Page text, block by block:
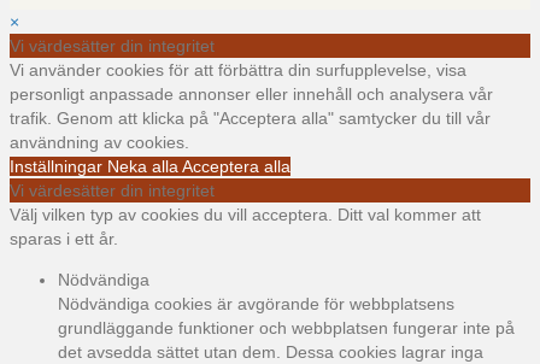
×
Vi värdesätter din integritet
Vi använder cookies för att förbättra din surfupplevelse, visa
personligt anpassade annonser eller innehåll och analysera vår
trafik. Genom att klicka på "Acceptera alla" samtycker du till vår
användning av cookies.
Inställningar Neka alla Acceptera alla
Vi värdesätter din integritet
Välj vilken typ av cookies du vill acceptera. Ditt val kommer att
sparas i ett år.
Nödvändiga
Nödvändiga cookies är avgörande för webbplatsens
grundläggande funktioner och webbplatsen fungerar inte på
det avsedda sättet utan dem. Dessa cookies lagrar inga